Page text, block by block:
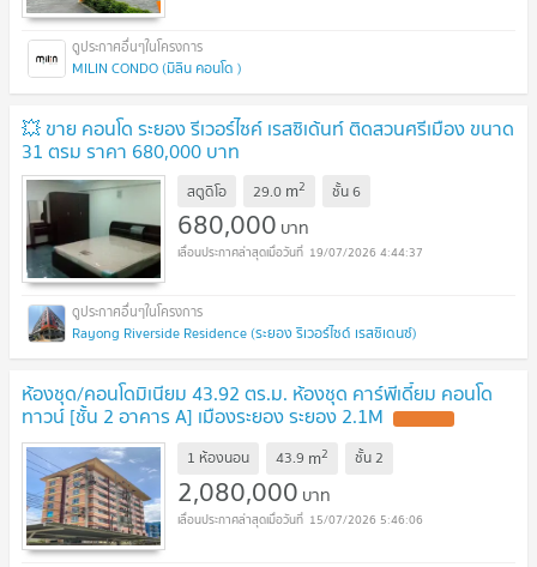
MILIN CONDO (มิลิน คอนโด )
💥 ขาย คอนโด ระยอง รีเวอร์ไซค์ เรสซิเด้นท์ ติดสวนศรีเมือง ขนาด
31 ตรม ราคา 680,000 บาท
สตูดิโอ 29.0 m2 ชั้น6
680,000 บาท
19/07/2026 4:44:37
Rayong Riverside Residence (ระยอง ริเวอร์ไซด์ เรสซิเดนซ์)
ห้องชุด/คอนโดมิเนียม 43.92 ตร.ม. ห้องชุด คาร์พีเดี้ยม คอนโด
ทาวน์ [ชั้น 2 อาคาร A] เมืองระยอง ระยอง 2.1M
1 ห้องนอน 43.9 m2 ชั้น2
2,080,000 บาท
15/07/2026 5:46:06